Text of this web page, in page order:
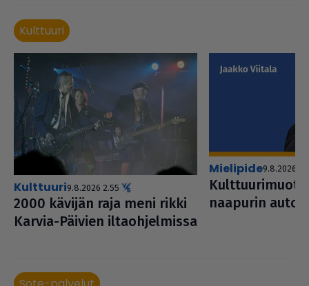
Kulttuuri
kulttuuri9.8.2026 2.55
2000 kävijän raja meni rikki
Karvia-Päivien ilta­oh­jel­missa
mielipide9.8.2026
naapurin auto